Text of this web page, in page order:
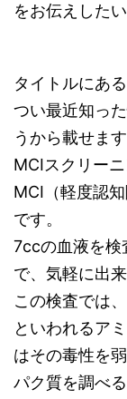
をお伝えした
タイトルにあ
つい最近知っ
うから載せます
MCIスクリー
MCI（軽度認
です。
7ccの血液を検
で、気軽に出
この検査では
といわれるア
はその毒性を
パク質を調べ